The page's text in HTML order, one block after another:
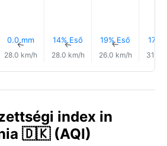
0.0 mm
↑
28.0 km/h
14% Eső
↑
28.0 km/h
19% Eső
↑
26.0 km/h
17%
31.0
index in
🇩🇰 (AQI)